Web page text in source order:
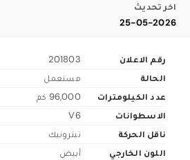
اخر تحديث
25-05-2026
رقم الاعلان
201803
الحالة
مستعمل
عدد الكيلومترات
96,000 كم
الاسطوانات
V6
ناقل الحركة
تبترونيك
اللون الخارجي
أبيض